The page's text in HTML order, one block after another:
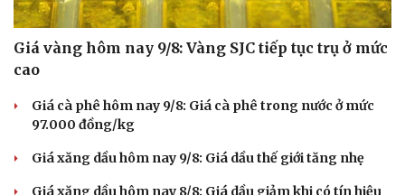
Giá vàng hôm nay 9/8: Vàng SJC tiếp tục trụ ở mức
cao
Giá cà phê hôm nay 9/8: Giá cà phê trong nước ở mức
97.000 đồng/kg
Giá xăng dầu hôm nay 9/8: Giá dầu thế giới tăng nhẹ
Giá xăng dầu hôm nay 8/8: Giá dầu giảm khi có tín hiệu